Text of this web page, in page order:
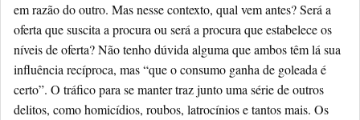
em razão do outro. Mas nesse contexto, qual vem antes? Será a
oferta que suscita a procura ou será a procura que estabelece os
níveis de oferta? Não tenho dúvida alguma que ambos têm lá sua
influência recíproca, mas “que o consumo ganha de goleada é
certo”. O tráfico para se manter traz junto uma série de outros
delitos, como homicídios, roubos, latrocínios e tantos mais. Os